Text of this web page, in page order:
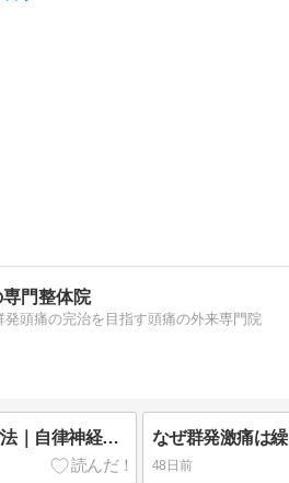
門整体院
発頭痛の完治を目指す頭痛の外来専門院
群発頭痛を縮小させる方法｜自律神経の緊張を取り除く独自整体 兵庫34歳女性
48日前